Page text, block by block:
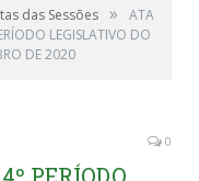
das Sessões »
ATA
LEGISLATIVO DO
DE 2020
0